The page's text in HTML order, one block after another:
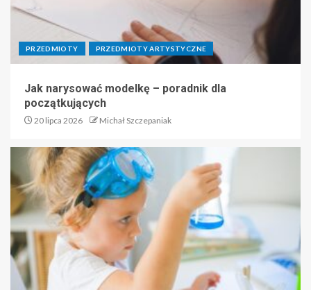
PRZEDMIOTY PRZEDMIOTY ARTYSTYCZNE
Jak narysować modelkę – poradnik dla
początkujących
20 lipca 2026 Michał Szczepaniak